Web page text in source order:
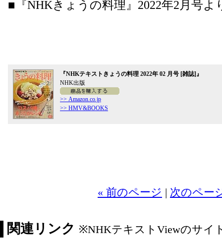
■『NHKきょうの料理』2022年2月号よ
『NHKテキストきょうの料理 2022年 02 月号 [雑誌]』
NHK出版
>> Amazon.co.jp
>> HMV&BOOKS
« 前のページ | 次のペー
関連リンク ※NHKテキストViewのサイ